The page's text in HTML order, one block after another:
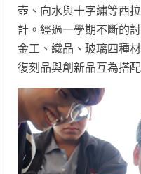
壺、向水與十字繡等西
計。經過一學期不斷的
金工、織品、玻璃四種
復刻品與創新品互為搭配